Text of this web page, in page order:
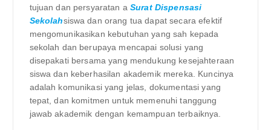
tujuan dan persyaratan aSurat Dispensasi
Sekolahsiswa dan orang tua dapat secara efektif
mengomunikasikan kebutuhan yang sah kepada
sekolah dan berupaya mencapai solusi yang
disepakati bersama yang mendukung kesejahteraan
siswa dan keberhasilan akademik mereka. Kuncinya
adalah komunikasi yang jelas, dokumentasi yang
tepat, dan komitmen untuk memenuhi tanggung
jawab akademik dengan kemampuan terbaiknya.